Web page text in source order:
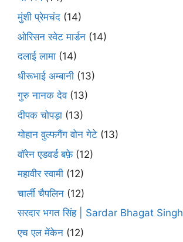
मुंशी प्रेमचंद (14)
ओरिसन स्‍वेट मार्डन (14)
दलाई लामा (14)
धीरूभाई अम्बानी (13)
गुरु नानक देव(13)
दीपक चोपड़ा (13)
योहान वुल्फगैंग वोन गेटे (13)
वॉरेन एडवर्ड बफ़े(12)
महावीर स्वामी (12)
चार्ली चैपलिन (12)
सरदार भगत सिंह | Sardar Bhagat Singh
एच एल मेंकेन (12)